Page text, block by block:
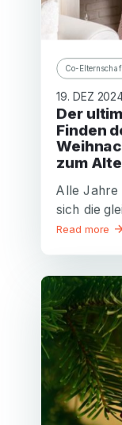
Co-
19. DEZ
Der ultimative Leitfaden zum
Finden
zum
Alle
sich die
Read more